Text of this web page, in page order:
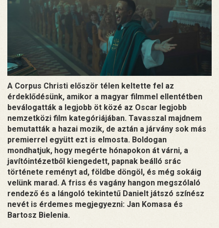
A Corpus Christi először télen keltette fel az
érdeklődésünk, amikor a magyar filmmel ellentétben
beválogatták a legjobb öt közé az Oscar legjobb
nemzetközi film kategóriájában. Tavasszal majdnem
bemutatták a hazai mozik, de aztán a járvány sok más
premierrel együtt ezt is elmosta. Boldogan
mondhatjuk, hogy megérte hónapokon át várni, a
javítóintézetből kiengedett, papnak beálló srác
története reményt ad, földbe döngöl, és még sokáig
velünk marad. A friss és vagány hangon megszólaló
rendező és a lángoló tekintetű Danielt játszó színész
nevét is érdemes megjegyezni: Jan Komasa és
Bartosz Bielenia.